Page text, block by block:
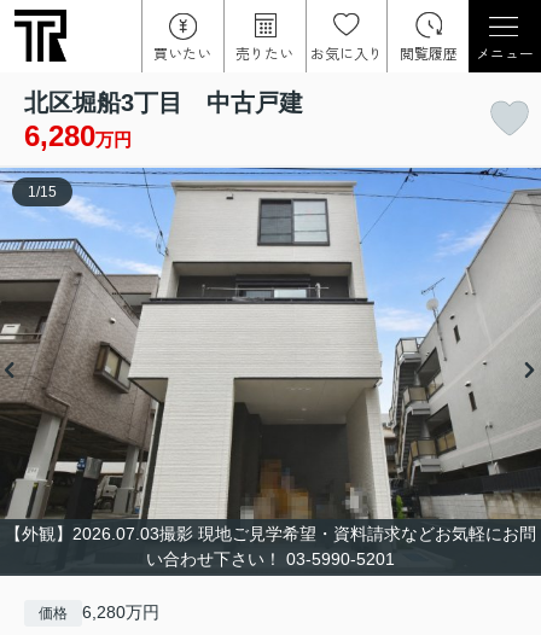
買いたい 売りたい お気に入り 閲覧履歴 メニュー
北区堀船3丁目 中古戸建
6,280万円
【外観】2026.07.03撮影 現地ご見学希望・資料請求などお気軽にお問
い合わせ下さい！ 03-5990-5201
1 /15
価格 6,280万円